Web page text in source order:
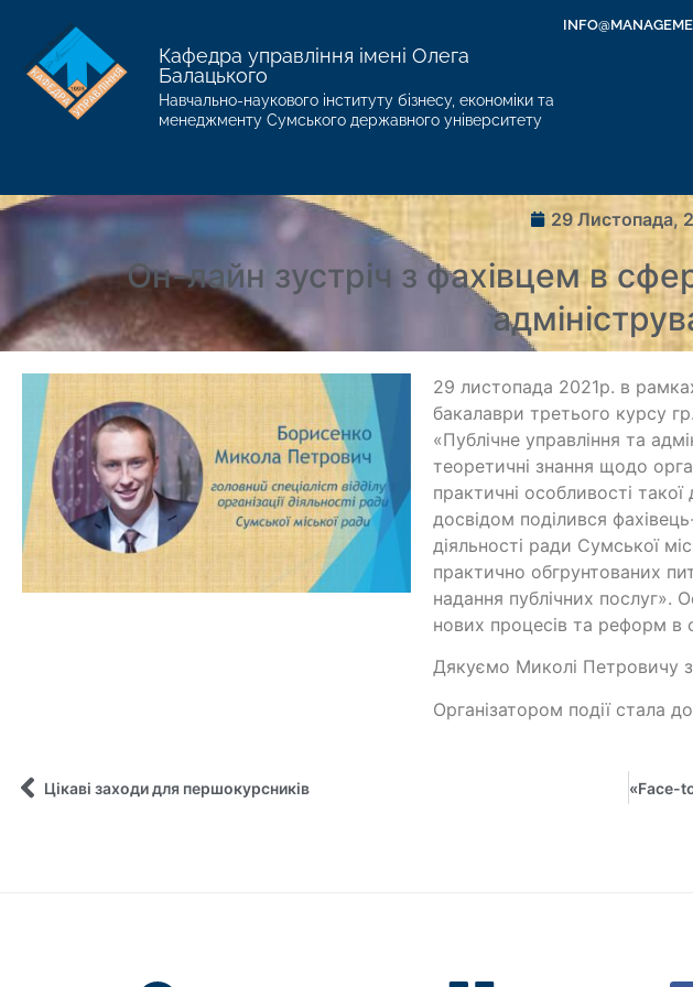
Кафедра управління імені Олега
Балацького
Навчально-наукового інституту бізнесу, економіки та
менеджменту Сумського державного університету
29 Листопада,
Он-лайн зустріч з фахівцем в
29 листопада 2021р. в
бакалаври третього курсу
«Публічне управління та
теоретичні знання щодо
практичні особливості
досвідом поділився
діяльності ради Сумської
практично обгрунтованих
надання публічних
нових процесів та реформ в
Дякуємо Миколі Петровичу
Організатором події стала
Цікаві заходи для першокурсників